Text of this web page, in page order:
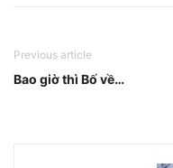
Previous article
Bao giờ thì Bố về…